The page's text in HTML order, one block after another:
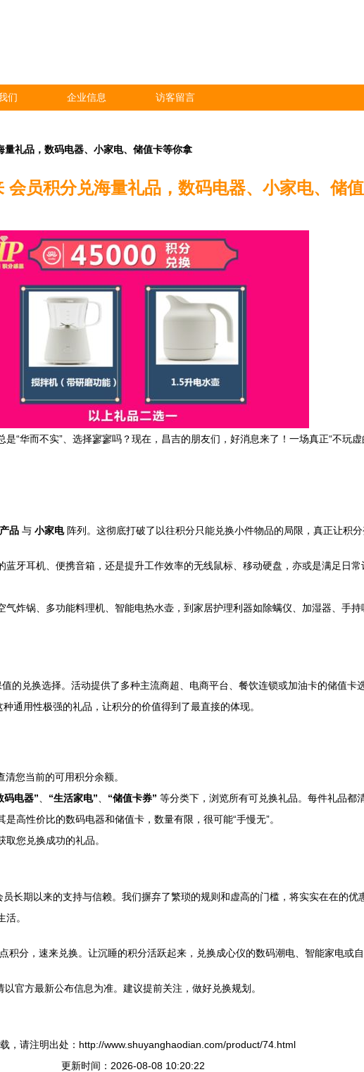
们 企业信息 访客留言
礼品，数码电器、小家电、储值卡等你拿
会员积分兑海量礼品，数码电器、小家电、储
“华而不实”、选择寥寥吗？现在，昌吉的朋友们，好消息来了！一场真正“不玩
品 与 小家电阵列。这彻底打破了以往积分只能兑换小件物品的局限，真正让积分
蓝牙耳机、便携音箱，还是提升工作效率的无线鼠标、移动硬盘，亦或是满足日
气炸锅、多功能料理机、智能电热水壶，到家居护理利器如除螨仪、加湿器、手
的兑换选择。活动提供了多种主流商超、电商平台、餐饮连锁或加油卡的储值卡
通用性极强的礼品，让积分的价值得到了最直接的体现。
您当前的可用积分余额。
码电器” “生活家电” “储值卡券” 等分类下，浏览所有可兑换礼品。每件礼品都
高性价比的数码电器和储值卡，数量有限，很可能“手慢无”。
您兑换成功的礼品。
长期以来的支持与信赖。我们摒弃了繁琐的规则和虚高的门槛，将实实在在的
。
积分，速来兑换。让沉睡的积分活跃起来，兑换成心仪的数码潮电、智能家电或
官方最新公布信息为准。建议提前关注，做好兑换规划。
，请注明出处：http://www.shuyanghaodian.com/product/74.html
更新时间：2026-08-08 10:20:22